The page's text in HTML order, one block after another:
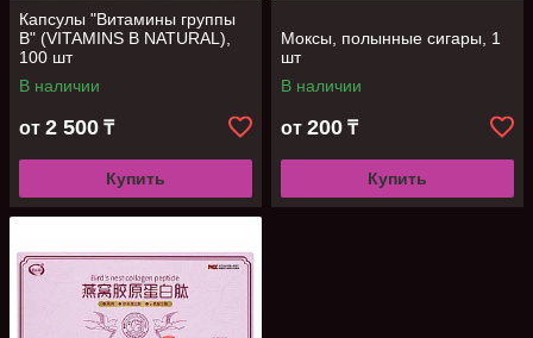
Капсулы "Витамины группы
В" (VITAMINS В NATURAL),
100 шт
В наличии
от 2 500 ₸
Купить
Моксы, полынные сигары, 1
шт
В наличии
от 200 ₸
Купить